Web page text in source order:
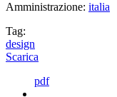
Amministrazione: italia
Tag:
design
Scarica
pdf